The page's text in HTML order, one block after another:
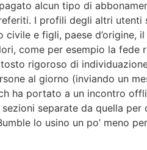
alcun tipo di
I profili degli altri
e figli, paese
come per esempio la
rigoroso di
al giorno (inviando un
ha portato a un incontro
separate da quella
lo usino un po’ meno